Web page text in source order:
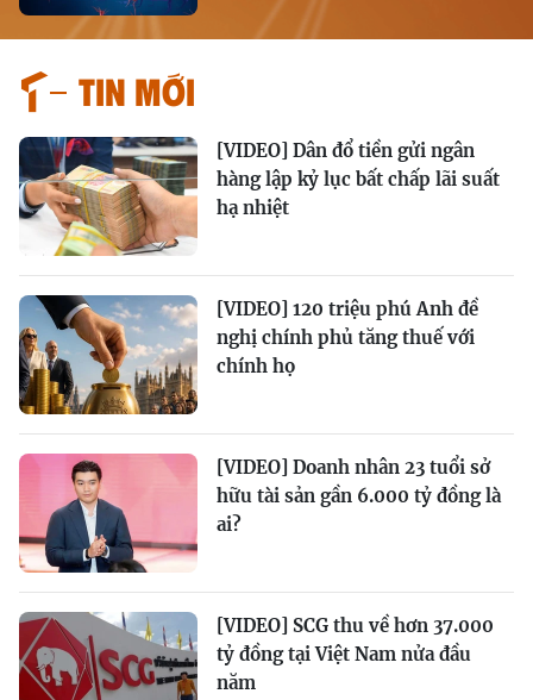
Tin mới
[VIDEO] Dân đổ tiền gửi ngân
hàng lập kỷ lục bất chấp lãi suất
hạ nhiệt
[VIDEO] 120 triệu phú Anh đề
nghị chính phủ tăng thuế với
chính họ
[VIDEO] Doanh nhân 23 tuổi sở
hữu tài sản gần 6.000 tỷ đồng là
ai?
[VIDEO] SCG thu về hơn 37.000
tỷ đồng tại Việt Nam nửa đầu
năm